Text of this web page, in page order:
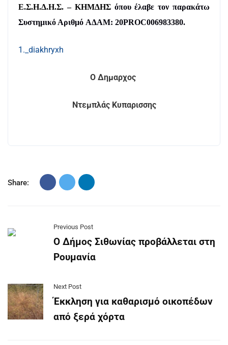
Ε.Σ.Η.Δ.Η.Σ. – ΚΗΜΔΗΣ όπου έλαβε τον παρακάτω
Συστημικό Αριθμό ΑΔΑΜ: 20PROC006983380.
1._diakhryxh
Ο Δημαρχος
Ντεμπλάς Κυπαρισσης
Share:
Previous Post
Ο Δήμος Σιθωνίας προβάλλεται στη
Ρουμανία
Next Post
Έκκληση για καθαρισμό οικοπέδων
από ξερά χόρτα